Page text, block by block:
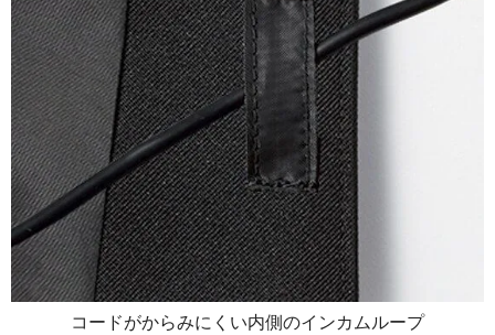
コードがからみにくい内側のインカムループ